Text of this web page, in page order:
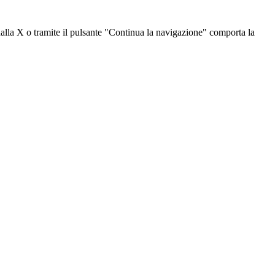
X o tramite il pulsante "Continua la navigazione" comporta la